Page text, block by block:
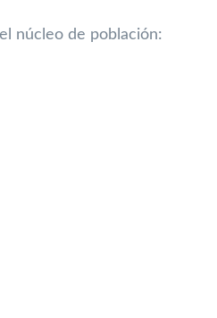
núcleo de población: